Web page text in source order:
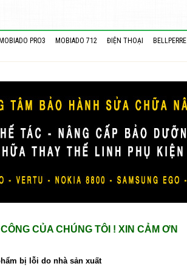
PRO3 MOBIADO 712 ĐIỆN THOẠI BELLPERRE
CỦA CHÚNG TÔI ! XIN CẢM ƠN
bị lỗi do nhà sản xuất